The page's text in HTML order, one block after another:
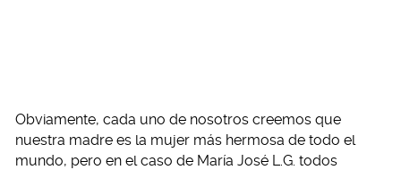
Obviamente, cada uno de nosotros creemos que
nuestra madre es la mujer más hermosa de todo el
mundo, pero en el caso de María José L.G. todos